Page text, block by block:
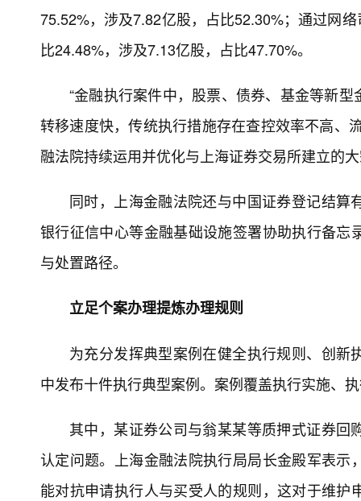
75.52%，涉及7.82亿股，占比52.30%；通过网
比24.48%，涉及7.13亿股，占比47.70%。
“金融执行案件中，股票、债券、基金等新
转移速度快，传统执行措施存在查控效率不高、
融法院持续运用并优化与上海证券交易所建立的
同时，上海金融法院还与中国证券登记结
银行征信中心等金融基础设施签署协助执行备
与处置路径。
立足个案办理提炼办理规则
为充分发挥典型案例在健全执行规则、创
中发布十件执行典型案例。案例覆盖执行实施、
其中，某证券公司与翁某某等质押式证券
认定问题。上海金融法院执行局局长金殿军表
能对抗申请执行人与买受人的规则，这对于维